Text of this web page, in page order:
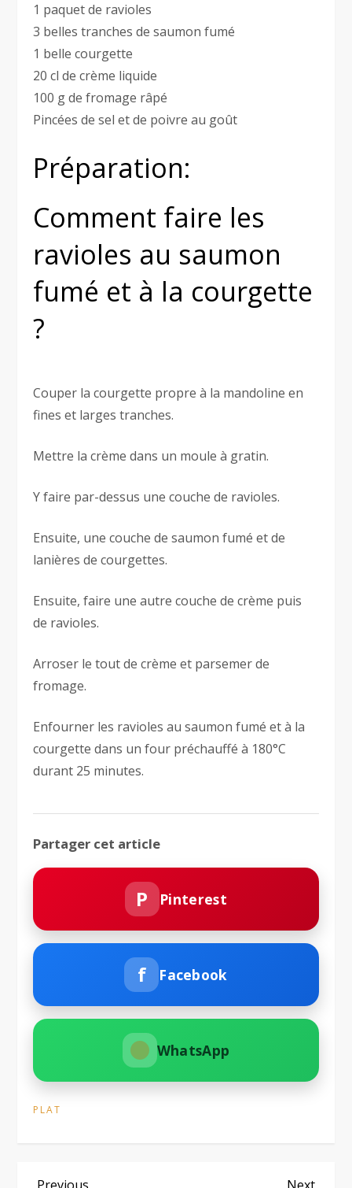
1 paquet de ravioles
3 belles tranches de saumon fumé
1 belle courgette
20 cl de crème liquide
100 g de fromage râpé
Pincées de sel et de poivre au goût
Préparation:
Comment faire les
ravioles au saumon
fumé et à la courgette
?
Couper la courgette propre à la mandoline en
fines et larges tranches.
Mettre la crème dans un moule à gratin.
Y faire par-dessus une couche de ravioles.
Ensuite, une couche de saumon fumé et de
lanières de courgettes.
Ensuite, faire une autre couche de crème puis
de ravioles.
Arroser le tout de crème et parsemer de
fromage.
Enfourner les ravioles au saumon fumé et à la
courgette dans un four préchauffé à 180°C
durant 25 minutes.
Partager cet article
P Pinterest
f Facebook
WhatsApp
PLAT
Previous Next